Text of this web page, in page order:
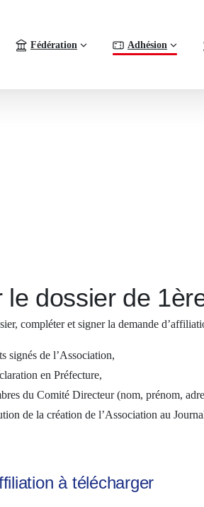
Fédération Adhésion
dossier de
compléter et signer la demande
signés de l’Association,
en Préfecture,
du Comité Directeur (nom, prénom,
de la création de l’Association au
à télécharger